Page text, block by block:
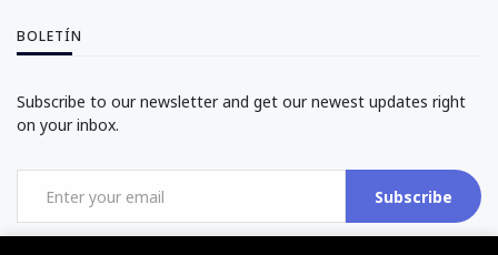
BOLETÍN
Subscribe to our newsletter and get our newest updates right
on your inbox.
Subscribe